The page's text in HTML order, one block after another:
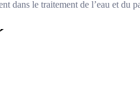
dans le traitement de l’eau et du